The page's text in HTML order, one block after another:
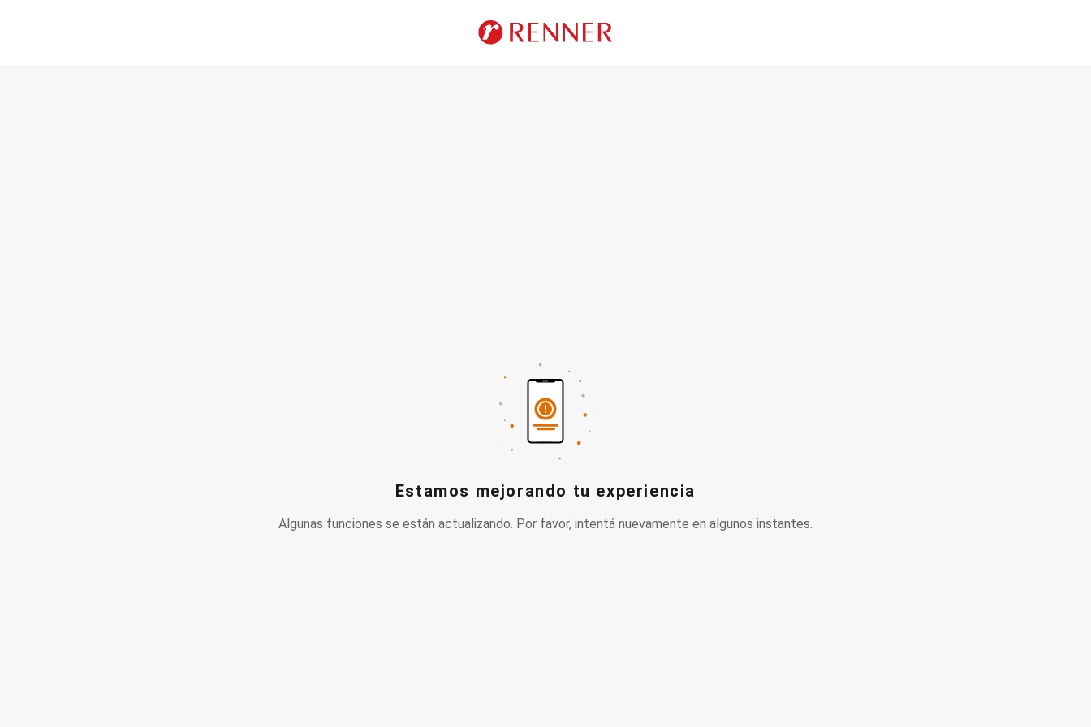
Estamos mejorando tu experiencia
Algunas funciones se están actualizando. Por favor, intentá nuevamente en algunos instantes.